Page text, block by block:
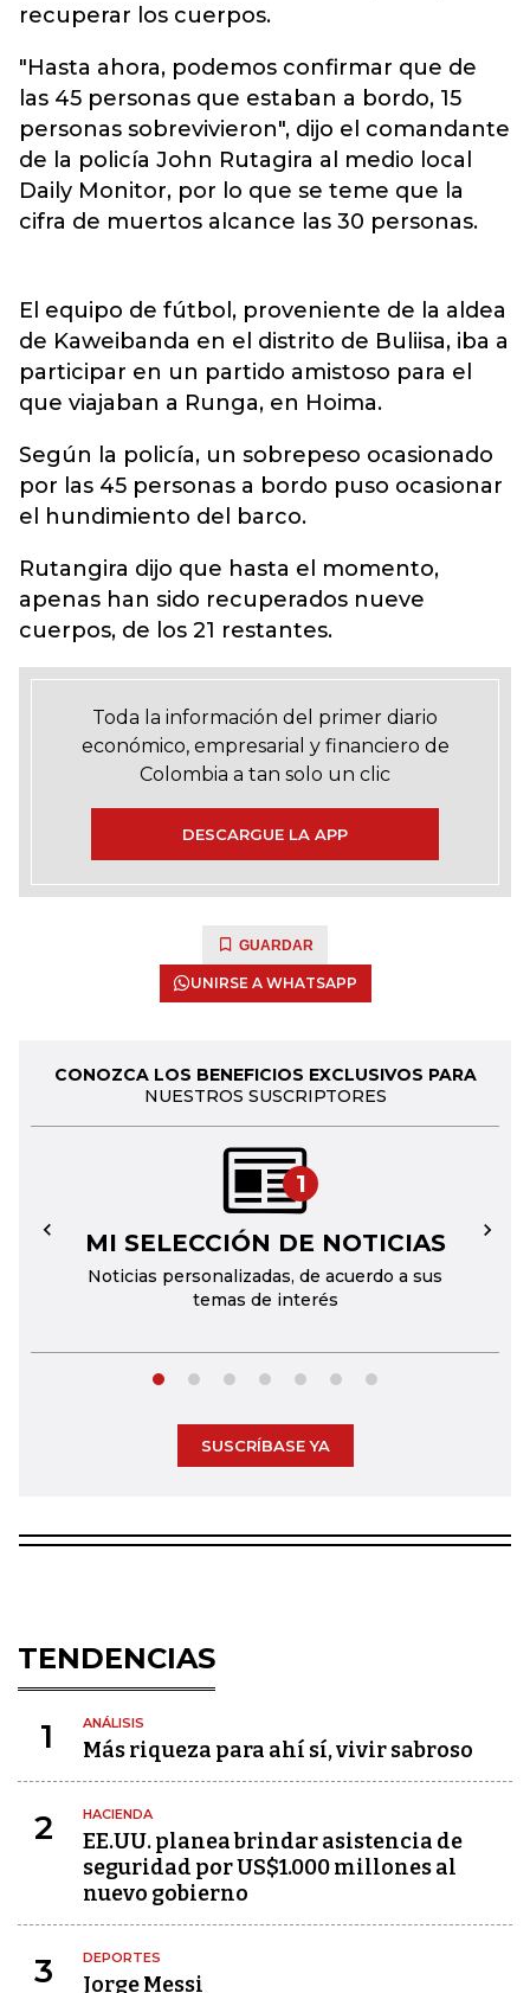
recuperar los cuerpos.
"Hasta ahora, podemos confirmar que de
las 45 personas que estaban a bordo, 15
personas sobrevivieron", dijo el comandante
de la policía John Rutagira al medio local
Daily Monitor, por lo que se teme que la
cifra de muertos alcance las 30 personas.
El equipo de fútbol, proveniente de la aldea
de Kaweibanda en el distrito de Buliisa, iba a
participar en un partido amistoso para el
que viajaban a Runga, en Hoima.
Según la policía, un sobrepeso ocasionado
por las 45 personas a bordo puso ocasionar
el hundimiento del barco.
Rutangira dijo que hasta el momento,
apenas han sido recuperados nueve
cuerpos, de los 21 restantes.
Toda la información del primer diario
económico, empresarial y financiero de
Colombia a tan solo un clic
DESCARGUE LA APP
GUARDAR
UNIRSE A WHATSAPP
CONOZCA LOS BENEFICIOS EXCLUSIVOS PARA
NUESTROS SUSCRIPTORES
1
MI SELECCIÓN DE NOTICIAS
Noticias personalizadas, de acuerdo a sus
temas de interés
← →
SUSCRÍBASE YA
TENDENCIAS
1 ANÁLISIS
Más riqueza para ahí sí, vivir sabroso
2 HACIENDA
EE.UU. planea brindar asistencia de
seguridad por US$1.000 millones al
nuevo gobierno
3 DEPORTES
Jorge Messi